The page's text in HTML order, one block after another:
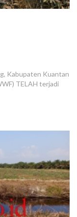
Kabupaten Kuantan
TELAH terjadi